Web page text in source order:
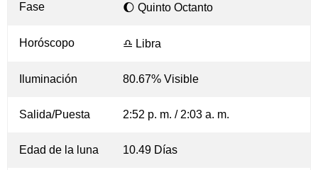
Fase 🌔 Quinto Octanto
Horóscopo ♎ Libra
Iluminación 80.67% Visible
Salida/Puesta 2:52 p. m. / 2:03 a. m.
Edad de la luna 10.49 Días